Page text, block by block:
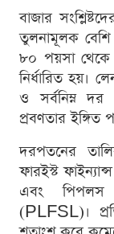
বাজার
তুলনামূলক বেশি
৮০ পয়সা থেকে
নির্ধারিত হয়।
ও সর্বনিম্ন দর
প্রবণতার ইঙ্গিত
দরপতনের
ফারইস্ট
এবং পিপলস
(PLFSL)।